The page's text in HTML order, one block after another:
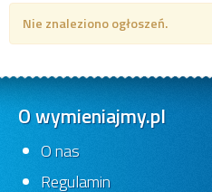
Nie znaleziono ogłoszeń.
O wymieniajmy.pl
O nas
Regulamin